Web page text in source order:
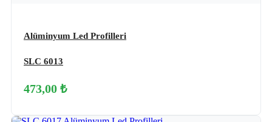
Alüminyum Led Profilleri
SLC 6013
473,00 ₺